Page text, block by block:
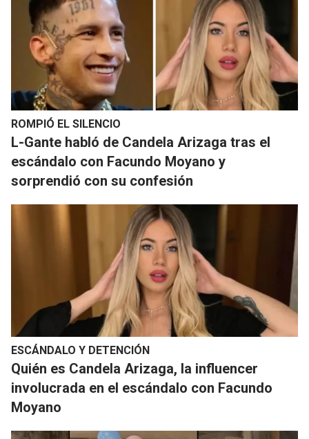
ROMPIÓ EL SILENCIO
L-Gante habló de Candela Arizaga tras el
escándalo con Facundo Moyano y
sorprendió con su confesión
ESCÁNDALO Y DETENCIÓN
Quién es Candela Arizaga, la influencer
involucrada en el escándalo con Facundo
Moyano